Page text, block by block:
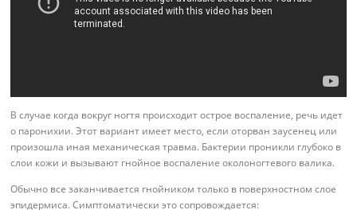
В случае когда вокруг ногтя происходит острое воспаление, речь идет
о паронихии. Этот вариант имеет место, если оторван заусенец или
произошла иная механическая травма. Бактерии проникли глубоко в
слои кожи и вызывают гнойное воспаление околоногтевого валика.
Обычно все заканчивается гнойником только в поверхностном слое
эпидермиса. Симптоматически это сопровождается: